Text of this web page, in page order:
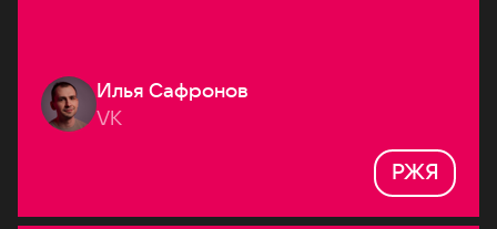
Илья Сафронов
VK
РЖЯ